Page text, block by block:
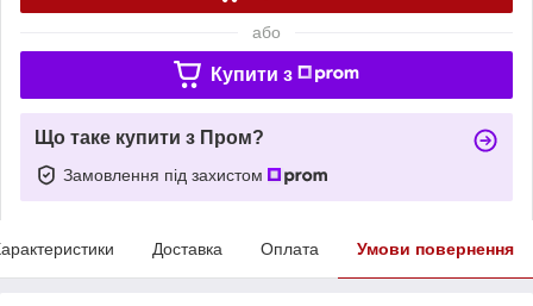
або
Купити з
Що таке купити з Пром?
Замовлення під захистом
Доставка Оплата Умови повернення